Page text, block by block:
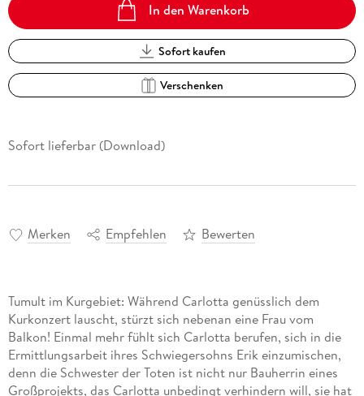
In den Warenkorb
Sofort kaufen
Verschenken
Sofort lieferbar (Download)
Merken Empfehlen Bewerten
Tumult im Kurgebiet: Während Carlotta genüsslich dem
Kurkonzert lauscht, stürzt sich nebenan eine Frau vom
Balkon! Einmal mehr fühlt sich Carlotta berufen, sich in die
Ermittlungsarbeit ihres Schwiegersohns Erik einzumischen,
denn die Schwester der Toten ist nicht nur Bauherrin eines
Großprojekts, das Carlotta unbedingt verhindern will, sie hat